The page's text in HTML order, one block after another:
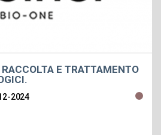
E TRATTAMENTO
2024